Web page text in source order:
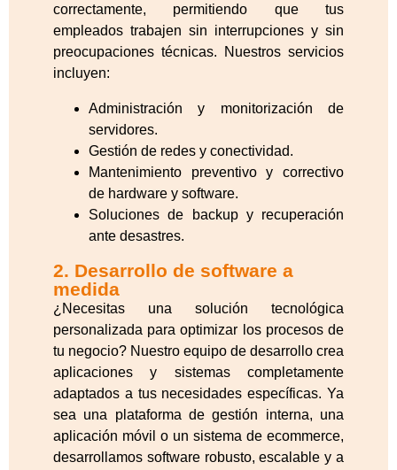
correctamente, permitiendo que tus
empleados trabajen sin interrupciones y sin
preocupaciones técnicas. Nuestros servicios
incluyen:
Administración y monitorización de
servidores.
Gestión de redes y conectividad.
Mantenimiento preventivo y correctivo
de hardware y software.
Soluciones de backup y recuperación
ante desastres.
2. Desarrollo de software a
medida
¿Necesitas una solución tecnológica
personalizada para optimizar los procesos de
tu negocio? Nuestro equipo de desarrollo crea
aplicaciones y sistemas completamente
adaptados a tus necesidades específicas. Ya
sea una plataforma de gestión interna, una
aplicación móvil o un sistema de ecommerce,
desarrollamos software robusto, escalable y a